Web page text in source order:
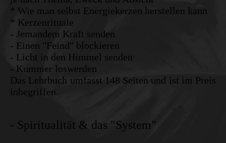
* Wie man selbst Energiekerzen herstellen kann
* Kerzenrituale
- Jemandem Kraft senden
- Einen "Feind" blockieren
- Licht in den Himmel senden
- Kummer loswerden
Das Lehrbuch umfasst 148 Seiten und ist im Preis
inbegriffen.
- Spiritualität & das "System"